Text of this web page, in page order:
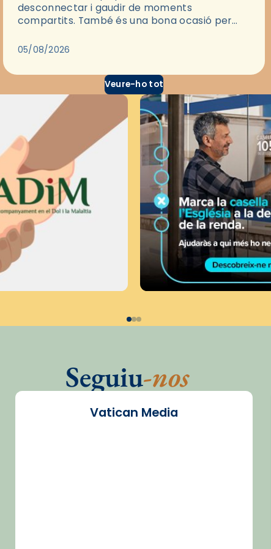
desconnectar i gaudir de moments
compartits. També és una bona ocasió per
través del cinema, reflexionar sobre les…
05/08/2026
Veure-ho tot
Seguiu-nos
Vatican Media